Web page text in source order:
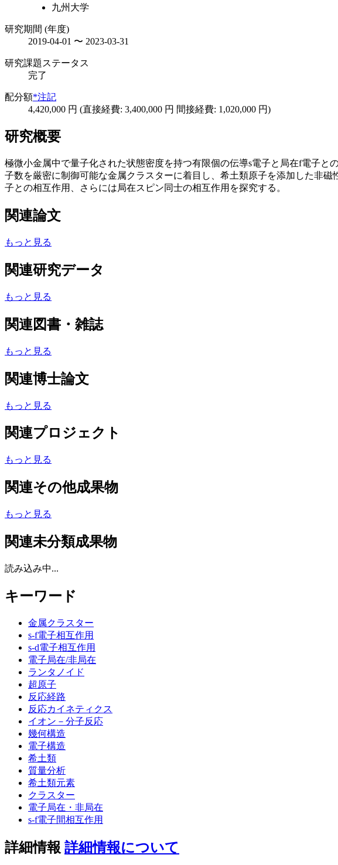
九州大学
研究期間 (年度)
2019-04-01 〜 2023-03-31
研究課題ステータス
完了
配分額*注記
4,420,000 円 (直接経費: 3,400,000 円 間接経費: 1,020,000 円)
研究概要
極微小金属中で量子化された状態密度を持つ有限個の伝導s電子と局在f電子
子数を厳密に制御可能な金属クラスターに着目し、希土類原子を添加した非
子との相互作用、さらには局在スピン同士の相互作用を探究する。
関連論文
もっと見る
関連研究データ
もっと見る
関連図書・雑誌
もっと見る
関連博士論文
もっと見る
関連プロジェクト
もっと見る
関連その他成果物
もっと見る
関連未分類成果物
読み込み中...
キーワード
金属クラスター
s-f電子相互作用
s-d電子相互作用
電子局在/非局在
ランタノイド
超原子
反応経路
反応カイネティクス
イオン－分子反応
幾何構造
電子構造
希土類
質量分析
希土類元素
クラスター
電子局在・非局在
s-f電子間相互作用
詳細情報 詳細情報について